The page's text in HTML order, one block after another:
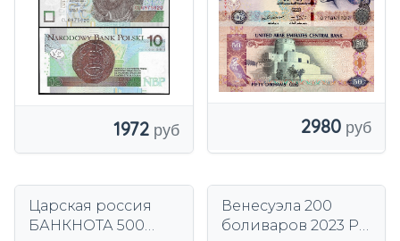
1972 2980
Царская россия
БАНКНОТА 500
Венесуэла 200
боливаров 2023 P-